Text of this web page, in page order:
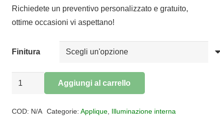
€101,00.€82,82.
Richiedete un preventivo personalizzato e gratuito,
ottime occasioni vi aspettano!
Finitura
Applique
Aggiungi al carrello
COD: N/A Categorie: Applique, Illuminazione interna